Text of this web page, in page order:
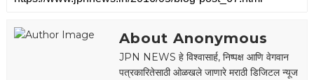
About Anonymous
JPN NEWS हे विश्वासार्ह, निष्पक्ष आणि वेगवान
पत्रकारितेसाठी ओळखले जाणारे मराठी डिजिटल न्यूज